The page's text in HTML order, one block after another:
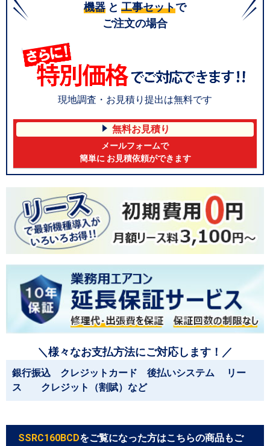
機器 と 工事セットで
ご注文の場合
現地調査・お見積り提出は無料です
無料お見積り
メールフォームで
簡単に お見積依頼ができます
＼様々なお支払方法にご対応します！／
銀行振込 クレジットカード 後払いシステム リー
ス クレジット（割賦）など
SSRC160BCDをご覧になった方はこちらの商品もご